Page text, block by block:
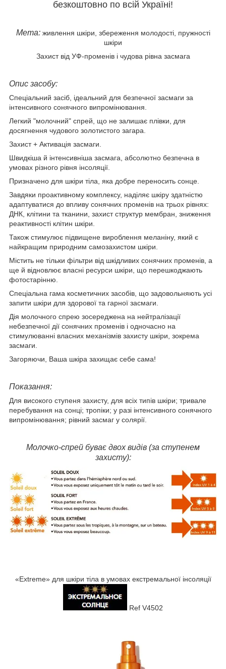
безкоштовно по всій Україні!
Мета:живлення шкіри, збереження молодості, пружності
шкіри
Захист від УФ-променів і чудова рівна засмага
Опис засобу:
Спеціальний засіб, ідеальний для безпечної засмаги за
інтенсивного сонячного випромінювання.
Легкий "молочний" спрей, що не залишає плівки, для
досягнення чудового золотистого загара.
Захист + Активація засмаги.
Швидкіша й інтенсивніша засмага, абсолютно безпечна в
умовах різного рівня інсоляції.
Призначено для шкіри тіла, яка добре переносить сонце.
Завдяки проактивному комплексу, наділяє шкіру здатністю
адаптуватися до впливу сонячних променів на трьох рівнях:
ДНК, клітини та тканини, захист структур мембран, зниження
реактивності клітин шкіри.
Також стимулює підвищене вироблення меланіну, який є
найкращим природним самозахистом шкіри.
Містить не тільки фільтри від шкідливих сонячних променів, а
ще й відновлює власні ресурси шкіри, що перешкоджають
фотостарінню.
Спеціальна гама косметичних засобів, що задовольняють усі
запити шкіри для здорової та гарної засмаги.
Дія молочного спрею зосереджена на нейтралізації
небезпечної дії сонячних променів і одночасно на
стимулюванні власних механізмів захисту шкіри, зокрема
засмаги.
Загоряючи, Ваша шкіра захищає себе сама!
Показання:
Для високого ступеня захисту, для всіх типів шкіри; тривале
перебування на сонці; тропіки; у разі інтенсивного сонячного
випромінювання; рівний засмаг у солярії.
Молочко-спрей буває двох видів (за ступенем
захисту):
«Extreme» для шкіри тіла в умовах екстремальної інсоляції
Ref V4502